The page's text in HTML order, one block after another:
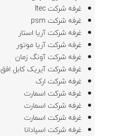
غرفه شرکت Itec
غرفه شرکت psm
غرفه شرکت آریا استار
غرفه شرکت آریا موتور
غرفه شرکت آونگ زمان
غرفه شرکت آیریک کابل افق
غرفه شرکت ارک
غرفه شرکت اسمارت
غرفه شرکت اسمارت
غرفه شرکت اسمارت
غرفه شرکت اسپادانا